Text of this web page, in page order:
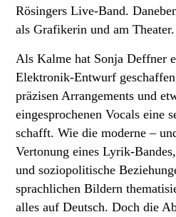
Rösingers Live-Band.
als Grafikerin und am Theater.
Als Kalme hat Sonja Deffner
Elektronik-Entwurf
präzisen Arrangements und
eingesprochenen Vocals eine
schafft. Wie die moderne –
Vertonung eines Lyrik-
und soziopolitische
sprachlichen Bildern
alles auf Deutsch. Doch die